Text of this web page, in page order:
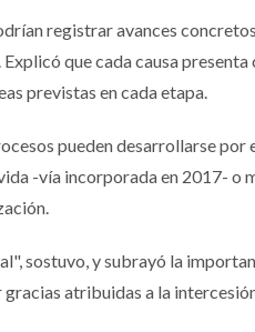
registrar avances
que cada causa
previstas en cada etapa.
pueden desarrollarse
-vía incorporada en 2017- o
sostuvo, y subrayó la
atribuidas a la